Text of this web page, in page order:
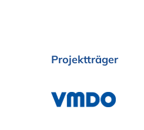
Projektträger